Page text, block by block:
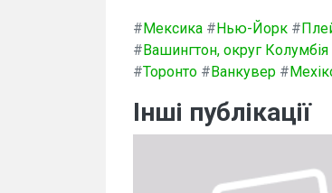
#Мексика #Нью-Йорк #
#Вашингтон, округ Колумбія
#Торонто #Ванкувер #
Інші публікації